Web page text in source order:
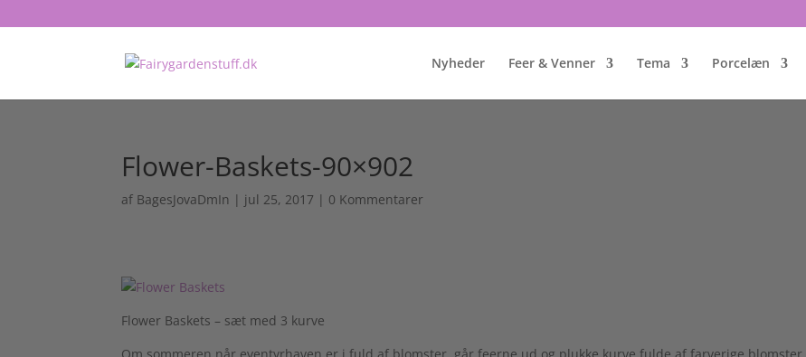
Nyheder Feer & Venner Tema Porcelæn
Flower-Baskets-90×902
af BagesJovaDmIn | jul 25, 2017 | 0 Kommentarer
Flower Baskets – sæt med 3 kurve